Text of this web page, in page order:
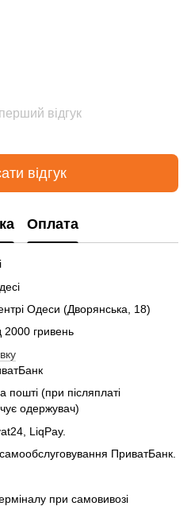
відгук
відгук
Оплата
Одеси (Дворянська, 18)
2000 гривень
пошті (при післяплаті
одержувач)
LiqPay.
ПриватБанк.
при самовивозі